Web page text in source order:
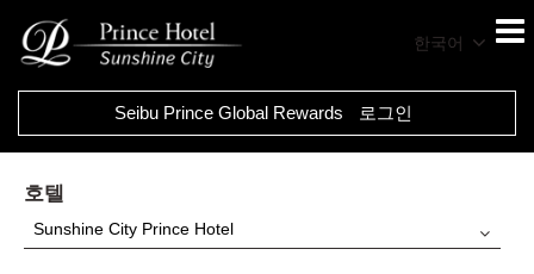
한국어
Seibu Prince Global Rewards 로그인
호텔
Sunshine City Prince Hotel